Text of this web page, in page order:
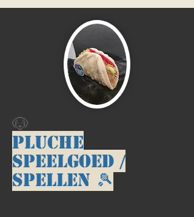
🐶
Pluche
speelgoed /
Spellen 🎾